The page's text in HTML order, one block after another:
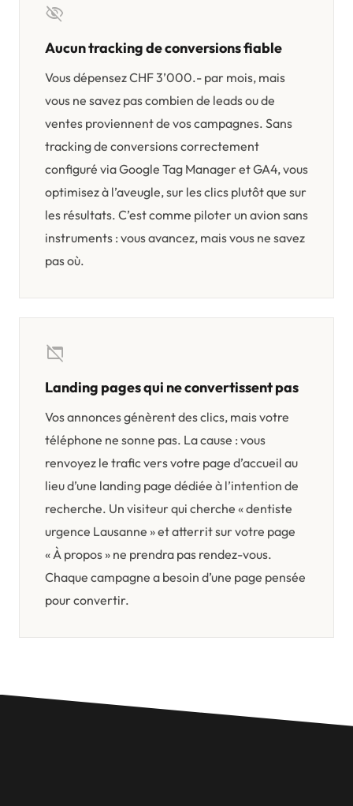
visibility_off
Aucun tracking de conversions fiable
Vous dépensez CHF 3’000.- par mois, mais
vous ne savez pas combien de leads ou de
ventes proviennent de vos campagnes. Sans
tracking de conversions correctement
configuré via Google Tag Manager et GA4, vous
optimisez à l’aveugle, sur les clics plutôt que sur
les résultats. C’est comme piloter un avion sans
instruments : vous avancez, mais vous ne savez
pas où.
web_asset_off
Landing pages qui ne convertissent pas
Vos annonces génèrent des clics, mais votre
téléphone ne sonne pas. La cause : vous
renvoyez le trafic vers votre page d’accueil au
lieu d’une landing page dédiée à l’intention de
recherche. Un visiteur qui cherche « dentiste
urgence Lausanne » et atterrit sur votre page
« À propos » ne prendra pas rendez-vous.
Chaque campagne a besoin d’une page pensée
pour convertir.